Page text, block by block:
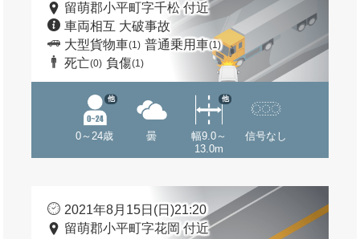
留萌郡小平町字千松 付近
車両相互 大破事故
大型貨物車(1) 普通乗用車(1)
死亡(0) 負傷(1)
0～24歳
他
曇
幅9.0～
13.0m
他
信号なし
2021年8月15日(日)21:20
留萌郡小平町字花岡 付近